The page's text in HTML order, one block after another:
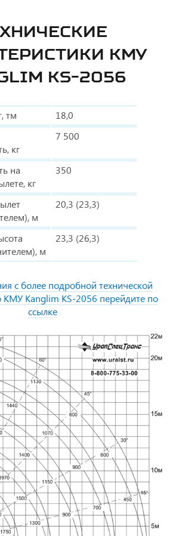
КМУ
KS-2056
тм
18,0
кг
7 500
на
кг
350
м
20,3 (23,3)
м
23,3 (26,3)
с более подробной технической
Kanglim KS-2056 перейдите по
ссылке